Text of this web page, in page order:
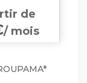
de
/ mois